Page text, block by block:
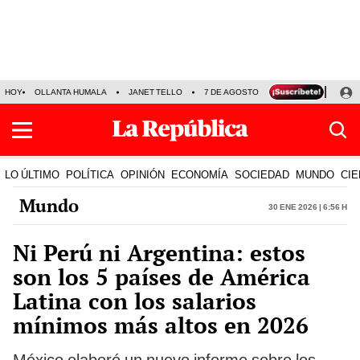
HOY OLLANTA HUMALA JANET TELLO 7 DE AGOSTO TINKA RESULTADOS
LO ÚLTIMO POLÍTICA OPINIÓN ECONOMÍA SOCIEDAD MUNDO
Mundo 30 Ene 2026 | 6:56 h
Ni Perú ni Argentina: estos
son los 5 países de América
Latina con los salarios
mínimos más altos en 2026